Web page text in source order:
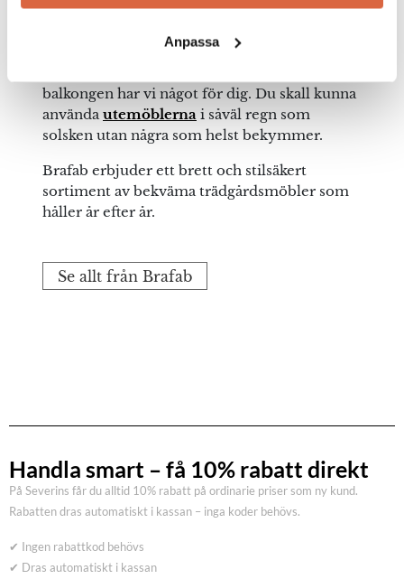
Anpassa
balkongen något speciellt. Önskar du relaxa i
utegruppeneller
balkongen har vi något för dig. Du skall kunna
använda utemöblerna i såväl regn som
solsken utan några som helst bekymmer.
Brafab erbjuder ett brett och stilsäkert
sortiment av bekväma trädgårdsmöbler som
håller år efter år.
Se allt från Brafab
Handla smart – få 10% rabatt direkt
På Severins får du alltid 10% rabatt på ordinarie priser som ny kund.
Rabatten dras automatiskt i kassan – inga koder behövs.
✔ Ingen rabattkod behövs
✔ Dras automatiskt i kassan